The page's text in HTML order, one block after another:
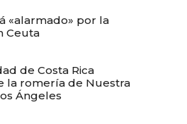
«alarmado» por la
Ceuta
de Costa Rica
la romería de Nuestra
Ángeles